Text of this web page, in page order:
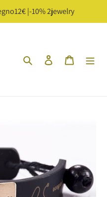
|-10% 2jewelry
Cerca Accedi Carrello